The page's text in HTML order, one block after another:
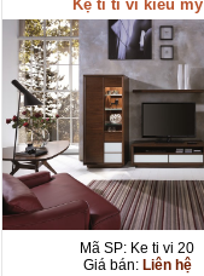
Kệ ti ti vi kiểu mỹ
Mã SP: Ke ti vi 20
Giá bán: Liên hệ